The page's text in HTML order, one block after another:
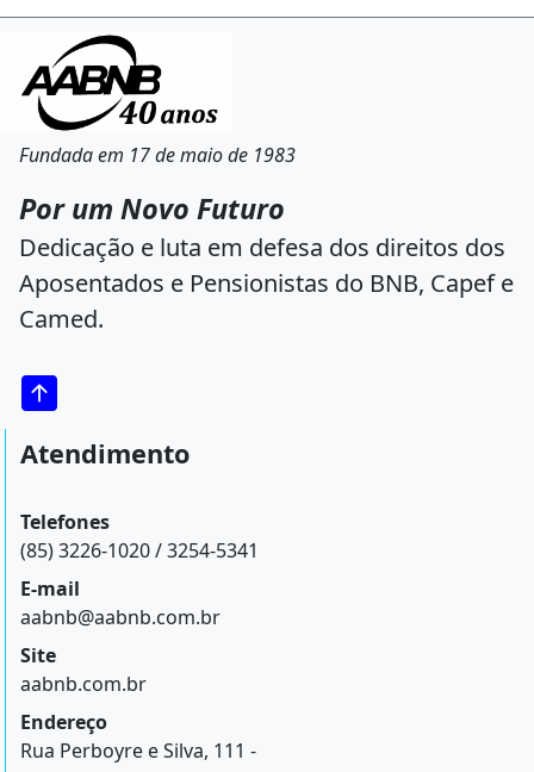
Fundada em 17 de maio de 1983
Por um Novo Futuro
Dedicação e luta em defesa dos direitos dos
Aposentados e Pensionistas do BNB, Capef e
Camed.
Atendimento
Telefones
(85) 3226-1020 / 3254-5341
E-mail
aabnb@aabnb.com.br
Site
aabnb.com.br
Endereço
Rua Perboyre e Silva, 111 -